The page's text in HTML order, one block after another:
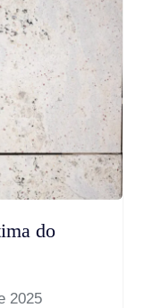
do
2025